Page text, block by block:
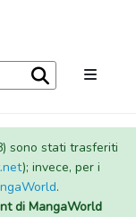
sono stati trasferiti
); invece, per i
.
di MangaWorld